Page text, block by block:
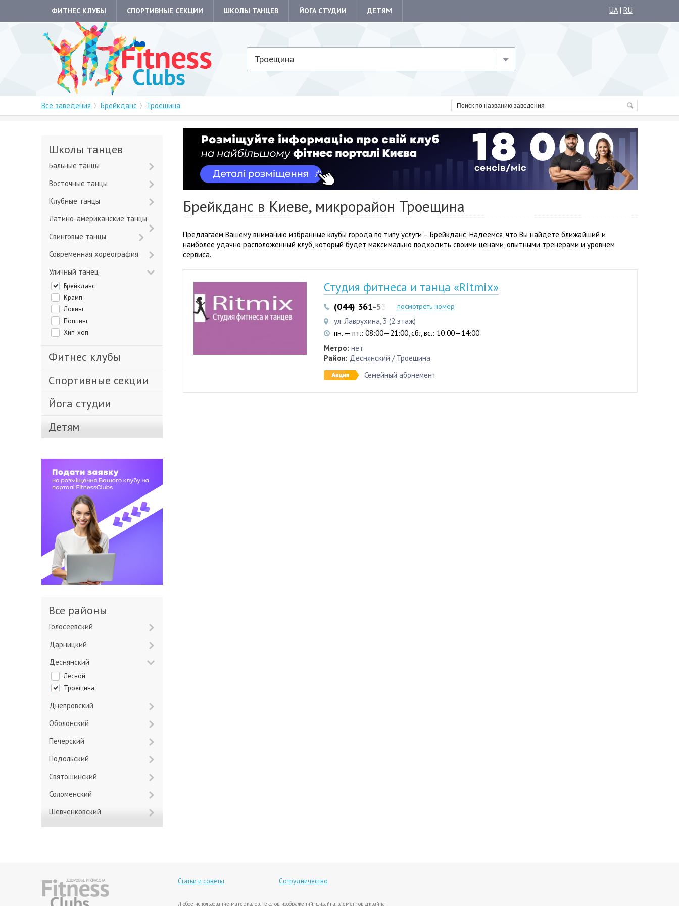
ФИТНЕС КЛУБЫ СПОРТИВНЫЕ СЕКЦИИ ШКОЛЫ ТАНЦЕВ ЙОГА СТУДИИ ДЕТЯМ UA| RU
Троещина
Все заведения Брейкданс Троещина
Брейкданс в Киеве, микрорайон Троещина
Предлагаем Вашему вниманию избранные клубы города по типу услуги – Брейкданс. Надеемся, что Вы найдете ближайший и
наиболее удачно расположенный клуб, который будет максимально подходить своими ценами, опытными тренерами и уровнем
сервиса.
Студия фитнеса и танца «Ritmix»
(044) 361-53-35 (067) 196-21-15
посмотреть номер
ул. Лаврухина, 3 (2 этаж)
пн. — пт.: 08:00—21:00, сб., вс.: 10:00—14:00
Метро: нет
Район: Деснянский / Троещина
Семейный абонемент
Школы танцев
Бальные танцы
Восточные танцы
Клубные танцы
Латино-американские танцы
Свинговые танцы
Современная хореография
Уличный танец
Брейкданс
Крамп
Локинг
Поппинг
Хип-хоп
Фитнес клубы
Спортивные секции
Йога студии
Детям
Все районы
Голосеевский
Дарницкий
Деснянский
Лесной
Троещина
Днепровский
Оболонский
Печерский
Подольский
Святошинский
Соломенский
Шевченковский
Статьи и советы Сотрудничество
Любое использование материалов, текстов, изображений, дизайна, элементов дизайна